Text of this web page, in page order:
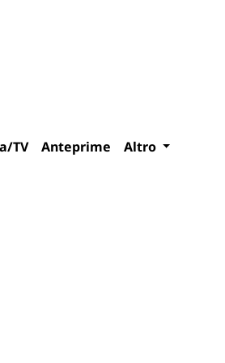
TV Anteprime Altro